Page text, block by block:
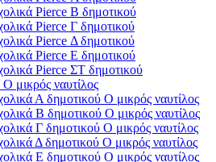
Pierce Β δημοτικού
Pierce Γ δημοτικού
Pierce Δ δημοτικού
Pierce Ε δημοτικού
Pierce ΣΤ δημοτικού
μικρός ναυτίλος
Α δημοτικού Ο μικρός ναυτίλος
Β δημοτικού Ο μικρός ναυτίλος
Γ δημοτικού Ο μικρός ναυτίλος
Δ δημοτικού Ο μικρός ναυτίλος
Ε δημοτικού Ο μικρός ναυτίλος